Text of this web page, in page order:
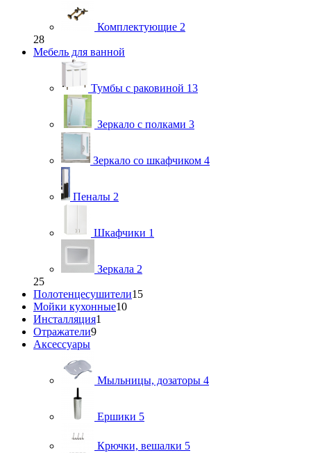
Комплектующие 2
28
Мебель для ванной
Тумбы с раковиной 13
Зеркало с полками 3
Зеркало со шкафчиком 4
Пеналы 2
Шкафчики 1
Зеркала 2
25
Полотенцесушители15
Мойки кухонные10
Инсталляция1
Отражатели9
Аксессуары
Мыльницы, дозаторы 4
Ершики 5
Крючки, вешалки 5